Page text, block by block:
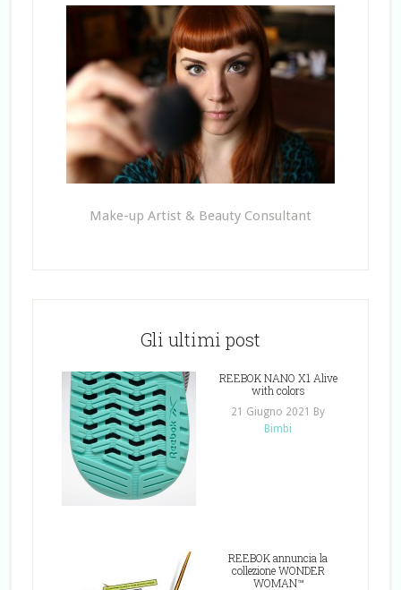
Make-up Artist & Beauty Consultant
Gli ultimi post
REEBOK NANO X1 Alive
with colors
21 Giugno 2021 By
Bimbi
REEBOK annuncia la
collezione WONDER
WOMAN™